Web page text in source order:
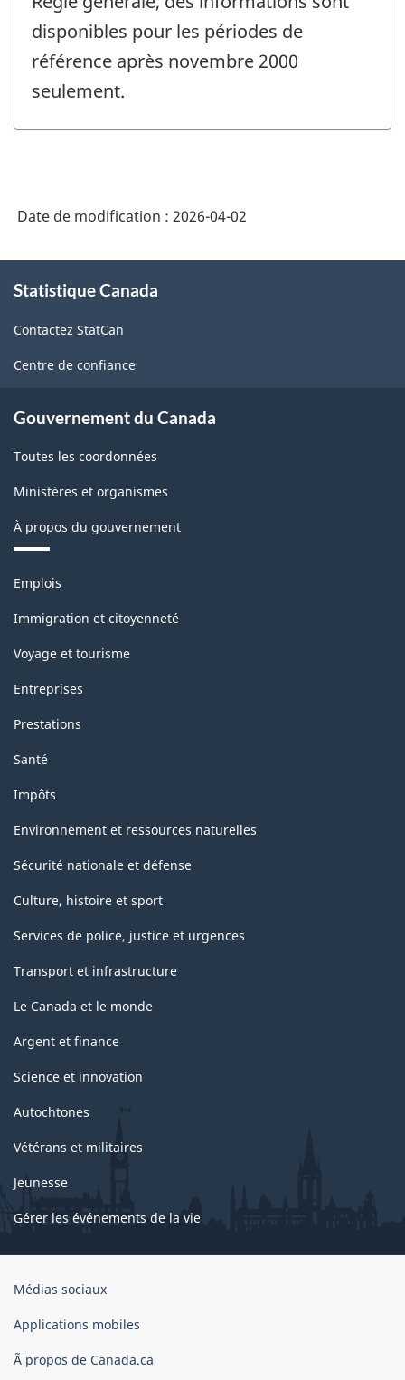
disponibles pour les périodes de
référence après novembre 2000
seulement.
Date de modification : 2026-04-02
propos
ce
site
Statistique Canada
Contactez StatCan
Centre de confiance
Gouvernement du Canada
Toutes les coordonnées
Ministères et organismes
À propos du gouvernement
Thèmes
sujets
Emplois
Immigration et citoyenneté
Voyage et tourisme
Entreprises
Prestations
Santé
Impôts
Environnement et ressources naturelles
Sécurité nationale et défense
Culture, histoire et sport
Services de police, justice et urgences
Transport et infrastructure
Le Canada et le monde
Argent et finance
Science et innovation
Autochtones
Vétérans et militaires
Jeunesse
Gérer les événements de la vie
Organisation
gouvernement
Canada
Médias sociaux
Applications mobiles
Ã propos de Canada.ca